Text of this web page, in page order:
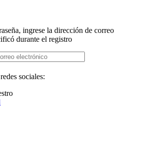
ingrese la dirección de correo
durante el registro
sociales: